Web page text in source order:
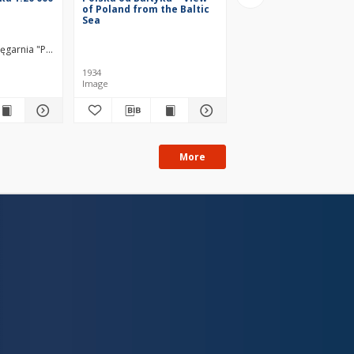
"Pomoc Szkolna" H. Wajnera. Wydawca
of Poland from the Baltic
Sea
1934
Image
More